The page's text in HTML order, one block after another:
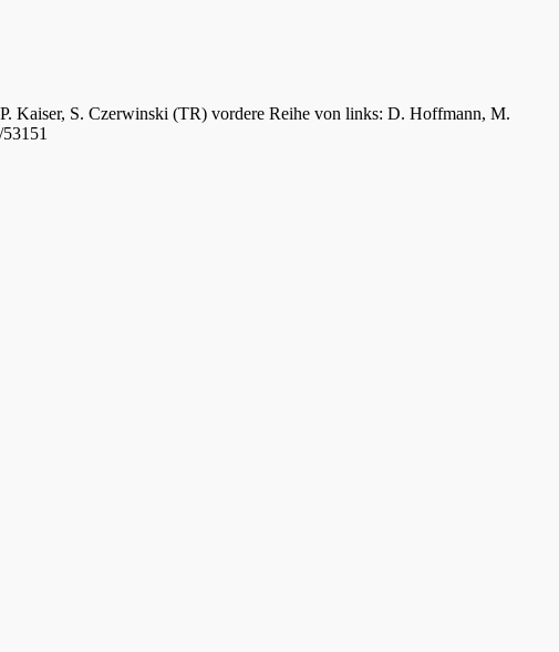
Kaiser, S. Czerwinski (TR) vordere Reihe von links: D. Hoffmann, M.